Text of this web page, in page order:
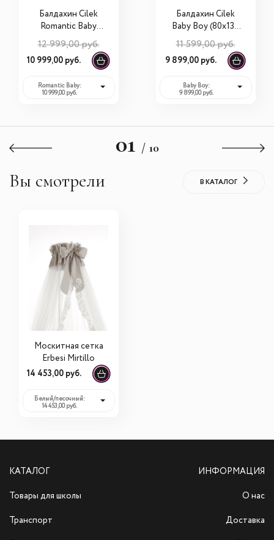
Балдахин Cilek
Romantic Baby
12 999,00 руб.
10 999,00 руб.
Romantic Baby:
10 999,00 руб.
Балдахин Cilek
Baby Boy (80х130
11 599,00 руб.
9 899,00 руб.
Baby Boy:
9 899,00 руб.
01 / 10
Вы смотрели В КАТАЛОГ
Москитная сетка
Erbesi Mirtillo
14 453,00 руб.
Белый/песочный:
14 453,00 руб.
КАТАЛОГ
Товары для школы
Транспорт
ИНФОРМАЦИЯ
О нас
Доставка